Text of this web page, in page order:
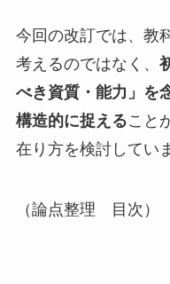
今回の改訂では、教
考えるのではなく、
べき資質・能力」を
構造的に捉えること
在り方を検討してい
（論点整理 目次）